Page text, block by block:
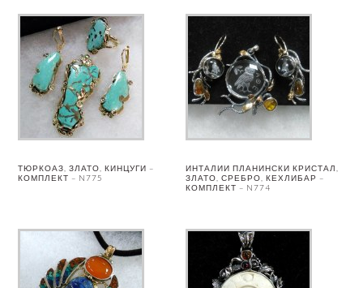
ТЮРКОАЗ, ЗЛАТО, КИНЦУГИ –
КОМПЛЕКТ – N775
ИНТАЛИИ ПЛАНИНСКИ КРИСТАЛ,
ЗЛАТО, СРЕБРО, КЕХЛИБАР –
КОМПЛЕКТ – N774